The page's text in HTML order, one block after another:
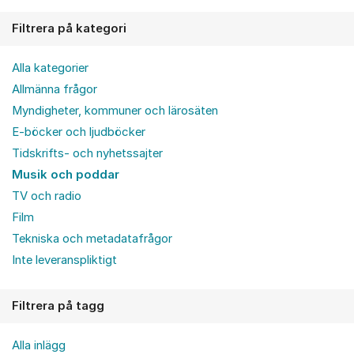
Filtrera på kategori
Alla kategorier
Allmänna frågor
Myndigheter, kommuner och lärosäten
E-böcker och ljudböcker
Tidskrifts- och nyhetssajter
Musik och poddar
TV och radio
Film
Tekniska och metadatafrågor
Inte leveranspliktigt
Filtrera på tagg
Alla inlägg